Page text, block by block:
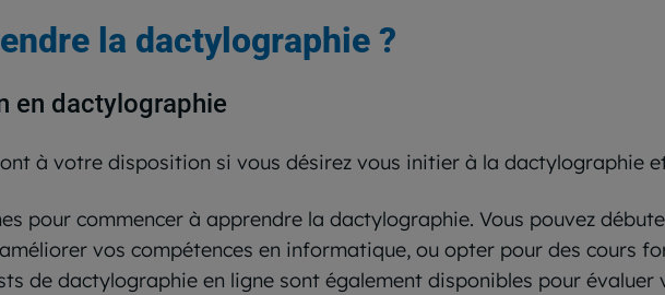
la dactylographie ?
en dactylographie
à votre disposition si vous désirez vous initier à la dactylographie
pour commencer à apprendre la dactylographie. Vous pouvez
vos compétences en informatique, ou opter pour des cours
de dactylographie en ligne sont également disponibles pour